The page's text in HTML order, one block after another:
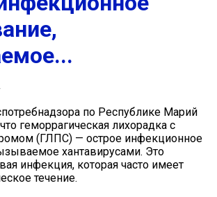
по Республике Марий
геморрагическая лихорадка с
(ГЛПС) — острое инфекционное
хантавирусами. Это
инфекция, которая часто имеет
течение.